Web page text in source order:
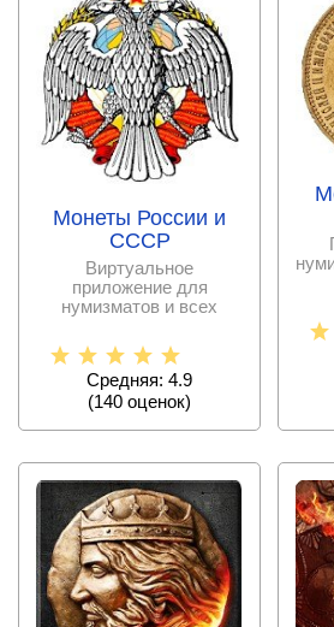
Монеты России и
СССР
Виртуальное
приложение для
нумизматов и всех
Средняя: 4.9
(140 оценок)